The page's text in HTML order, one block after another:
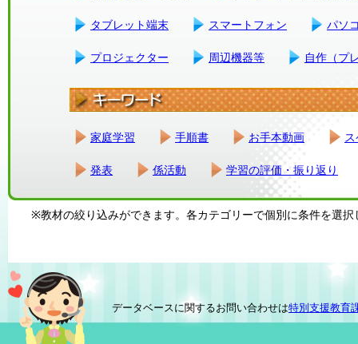
タブレット端末 スマートフォン パソ
プロジェクター 周辺機器等 自作（プ
家庭学習 手順書 お手本動画
発表 係活動 学習の評価・振り返り
※教材の絞り込みができます。各カテゴリーで個別に条件を選択
データベースに関するお問い合わせは特別支援教育